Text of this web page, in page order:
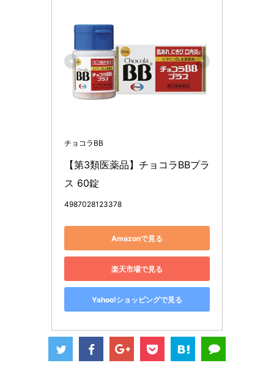
チョコラBB
【第3類医薬品】チョコラBBプラ
ス 60錠
4987028123378
Amazonで見る
楽天市場で見る
Yahoo!ショッピングで見る